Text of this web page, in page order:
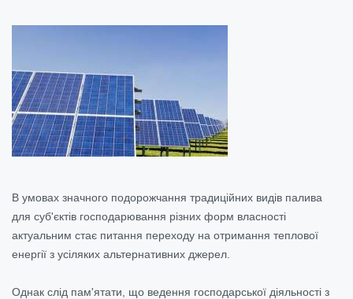
В умовах значного подорожчання традиційних видів палива
для суб'єктів господарювання різних форм власності
актуальним стає питання переходу на отримання теплової
енергії з усіляких альтернативних джерел.
Однак слід пам'ятати, що ведення господарської діяльності з